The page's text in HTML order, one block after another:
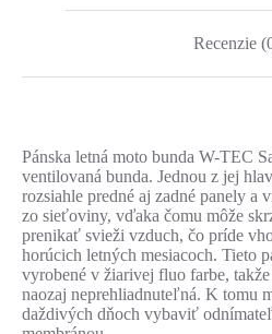
Recenzie
Pánska letná moto bunda W-TEC
ventilovaná bunda. Jednou z jej
rozsiahle predné aj zadné panely a
zo sieťoviny, vďaka čomu môže
prenikať svieži vzduch, čo príde
horúcich letných mesiacoch. Tieto
vyrobené v žiarivej fluo farbe,
naozaj neprehliadnuteľná. K tomu
daždivých dňoch vybaviť